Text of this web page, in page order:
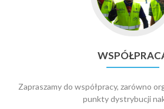
Zapraszamy do współpracy, zarówno
punkty dystrybucji